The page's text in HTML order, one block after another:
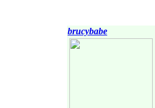
brucybabe